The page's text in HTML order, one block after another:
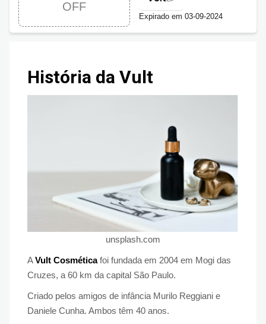
OFF
Expirado em 03-09-2024
História da Vult
unsplash.com
AVult Cosméticafoi fundada em 2004 em Mogi das
Cruzes, a 60 km da capital São Paulo.
Criado pelos amigos de infância Murilo Reggiani e
Daniele Cunha. Ambos têm 40 anos.